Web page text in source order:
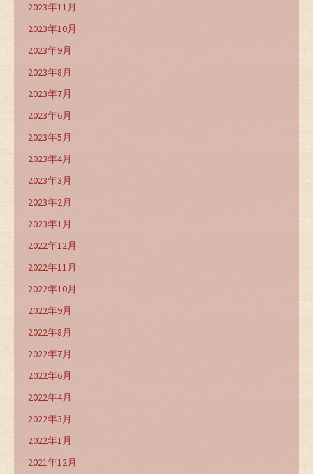
2023年11月
2023年10月
2023年9月
2023年8月
2023年7月
2023年6月
2023年5月
2023年4月
2023年3月
2023年2月
2023年1月
2022年12月
2022年11月
2022年10月
2022年9月
2022年8月
2022年7月
2022年6月
2022年4月
2022年3月
2022年1月
2021年12月